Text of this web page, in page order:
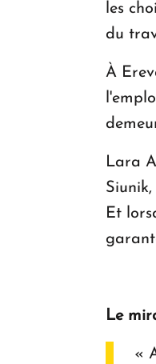
les
du
À
Lara
Et
Le
«